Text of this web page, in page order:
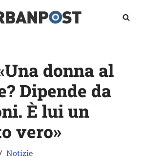
donna al
Dipende da
È lui un
vero»
Notizie